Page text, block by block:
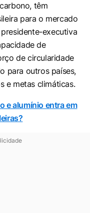
têm
para o mercado
executiva
de
de circularidade
para outros países,
e metas climáticas.
e alumínio entra em